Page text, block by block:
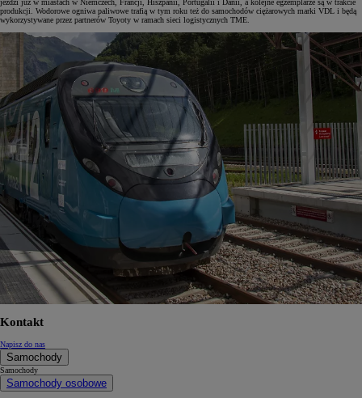
jeździ już w miastach w Niemczech, Francji, Hiszpanii, Portugalii i Danii, a kolejne egzemplarze są w trakcie
produkcji. Wodorowe ogniwa paliwowe trafią w tym roku też do samochodów ciężarowych marki VDL i będą
wykorzystywane przez partnerów Toyoty w ramach sieci logistycznych TME.
Kontakt
Napisz do nas
Samochody
Samochody
Samochody osobowe